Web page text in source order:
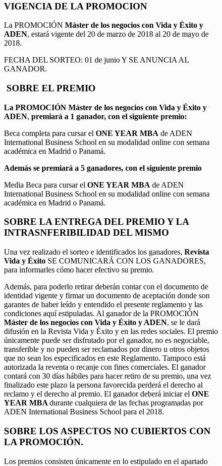
VIGENCIA DE LA PROMOCION
La PROMOCIÓN Máster de los negocios con Vida y Éxito y
ADEN, estará vigente del 20 de marzo de 2018 al 20 de mayo de
2018.
FECHA DEL SORTEO: 01 de junio Y SE ANUNCIA AL
GANADOR.
SOBRE EL PREMIO
La PROMOCIÓN Máster de los negocios con Vida y Éxito y
ADEN, premiará a 1 ganador, con el siguiente premio:
Beca completa para cursar el ONE YEAR MBA de ADEN
International Business School en su modalidad online con semana
académica en Madrid o Panamá.
Además se premiará a 5 ganadores, con el siguiente premio
Media Beca para cursar el ONE YEAR MBA de ADEN
International Business School en su modalidad online con semana
académica en Madrid o Panamá.
SOBRE LA ENTREGA DEL PREMIO Y LA
INTRASNFERIBILIDAD DEL MISMO
Una vez realizado el sorteo e identificados los ganadores, Revista
Vida y Éxito SE COMUNICARÁ CON LOS GANADORES,
para informarles cómo hacer efectivo su premio.
Además, para poderlo retirar deberán contar con el documento de
identidad vigente y firmar un documento de aceptación donde son
garantes de haber leído y entendido el presente reglamento y las
condiciones aquí estipuladas. Al ganador de la PROMOCIÓN
Máster de los negocios con Vida y Éxito y ADEN, se le dará
difusión en la Revista Vida y Éxito y en las redes sociales. El premio
únicamente puede ser disfrutado por el ganador, no es negociable,
transferible y no pueden ser reclamados por dinero u otros objetos
que no sean los especificados en este Reglamento. Tampoco está
autorizada la reventa o recanje con fines comerciales. El ganador
contará con 30 días hábiles para hacer retiro de su premio, una vez
finalizado este plazo la persona favorecida perderá el derecho al
reclamo y el derecho al premio. El ganador deberá iniciar el ONE
YEAR MBA durante cualquiera de las fechas programadas por
ADEN International Business School para el 2018.
SOBRE LOS ASPECTOS NO CUBIERTOS CON
LA PROMOCIÓN.
Los premios consisten únicamente en lo estipulado en el apartado